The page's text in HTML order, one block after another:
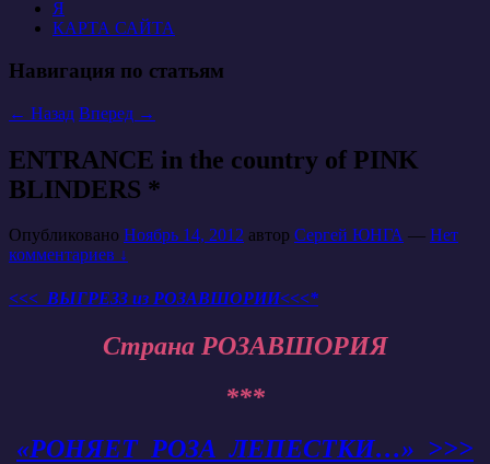
Я
КАРТА САЙТА
Навигация по статьям
← Назад Вперед →
ENTRANCE in the country of PINK
BLINDERS *
Опубликовано Ноябрь 14, 2012 автор Сергей ЮНГА — Нет
комментариев ↓
<<< ВЫГРЕЗЗ из РОЗАВШОРИИ<<<*
Страна РОЗАВШОРИЯ
***
«РОНЯЕТ РОЗА ЛЕПЕСТКИ…» >>>